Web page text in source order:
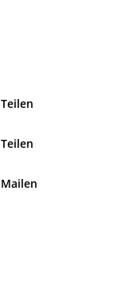
Teilen
Teilen
Mailen